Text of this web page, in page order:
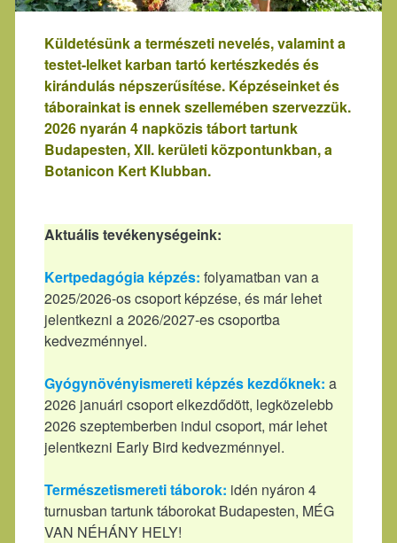
Küldetésünk a természeti nevelés, valamint a
testet-lelket karban tartó kertészkedés és
kirándulás népszerűsítése. Képzéseinket és
táborainkat is ennek szellemében szervezzük.
2026 nyarán 4 napközis tábort tartunk
Budapesten, XII. kerületi központunkban, a
Botanicon Kert Klubban.
Aktuális tevékenységeink:
Kertpedagógia képzés: folyamatban van a
2025/2026-os csoport képzése, és már lehet
jelentkezni a 2026/2027-es csoportba
kedvezménnyel.
Gyógynövényismereti képzés kezdőknek: a
2026 januári csoport elkezdődött, legközelebb
2026 szeptemberben indul csoport, már lehet
jelentkezni Early Bird kedvezménnyel.
Természetismereti táborok: idén nyáron 4
turnusban tartunk táborokat Budapesten, MÉG
VAN NÉHÁNY HELY!